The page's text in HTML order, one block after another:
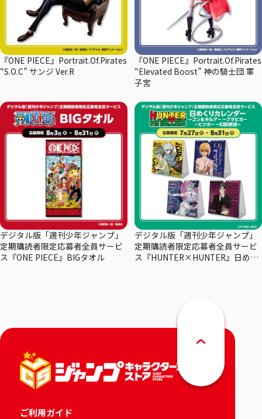
『ONE PIECE』Portrait.Of.Pirates
“S.O.C” サンジ Ver.R
『ONE PIECE』Portrait.Of.Pirates
“Elevated Boost” 神の騎士団 軍
子宮
デジタル版「週刊少年ジャンプ」
定期購読者限定応募者全員サービ
ス『ONE PIECE』BIGタオル
デジタル版「週刊少年ジャンプ」
定期購読者限定応募者全員サービ
ス『HUNTER×HUNTER』日めく
ご利用ガイド